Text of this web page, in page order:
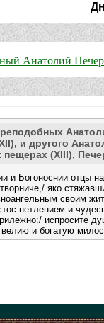
Анатолий
и другого
пещерах (XIII),
и Богоноснии отцы
яко
своим
нетлением и
испросите
и богатую